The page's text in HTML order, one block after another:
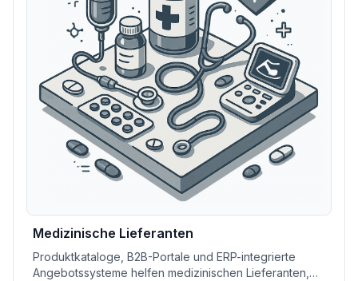
Medizinische Lieferanten
Produktkataloge, B2B-Portale und ERP-integrierte
Angebotssysteme helfen medizinischen Lieferanten,